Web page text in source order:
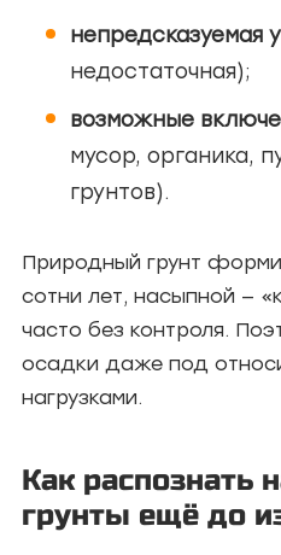
непредсказуемая
недостаточная);
возможные
мусор, органика,
грунтов).
Природный грунт
сотни лет, насыпной —
часто без контроля.
осадки даже под
нагрузками.
Как распознать
грунты ещё до